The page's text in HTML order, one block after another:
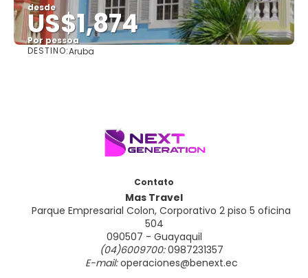
desde
US$1,874
Por pessoa
DESTINO:Aruba
Contato
Mas Travel
Parque Empresarial Colon, Corporativo 2 piso 5 oficina
504
090507 - Guayaquil
(04)6009700:0987231357
E-mail:operaciones@benext.ec